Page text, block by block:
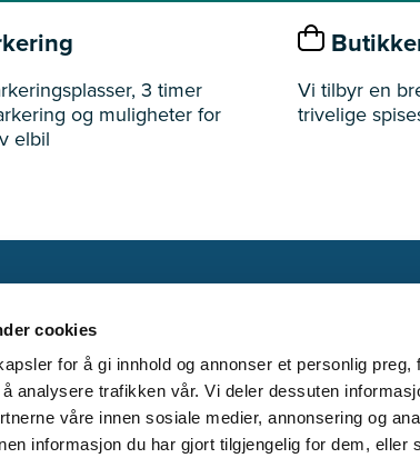
cookies
for å gi innhold og annonser et personlig preg,
analysere trafikken vår. Vi deler dessuten
våre innen sosiale medier, annonsering og
informasjon du har gjort tilgjengelig for dem, eller
3 timer
og muligheter for
elbil
Vi tilbyr en
trivelige